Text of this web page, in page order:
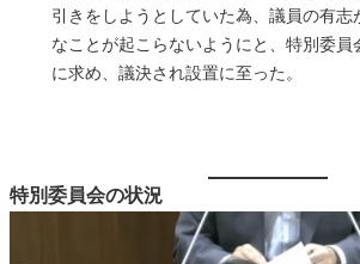
引きをしようとしていた為、議員の有志
なことが起こらないようにと、特別委員
に求め、議決され設置に至った。
特別委員会の状況